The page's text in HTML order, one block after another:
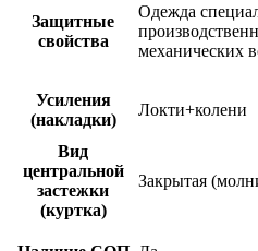
Защитные
свойства
Одежда
механических
Усиления
(накладки)
Локти+колени
Вид
центральной
застежки
(куртка)
Закрытая